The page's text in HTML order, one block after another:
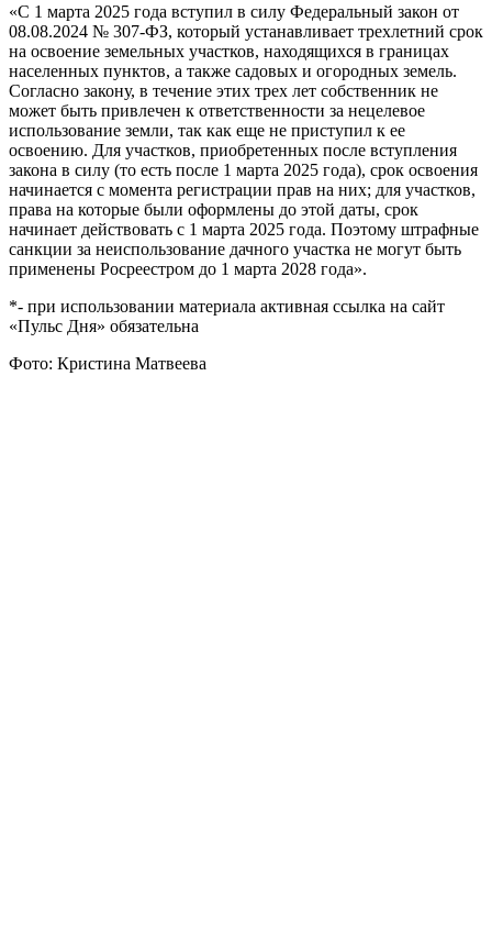
«С 1 марта 2025 года вступил в силу Федеральный закон от
08.08.2024 № 307-ФЗ, который устанавливает трехлетний срок
на освоение земельных участков, находящихся в границах
населенных пунктов, а также садовых и огородных земель.
Согласно закону, в течение этих трех лет собственник не
может быть привлечен к ответственности за нецелевое
использование земли, так как еще не приступил к ее
освоению. Для участков, приобретенных после вступления
закона в силу (то есть после 1 марта 2025 года), срок освоения
начинается с момента регистрации прав на них; для участков,
права на которые были оформлены до этой даты, срок
начинает действовать с 1 марта 2025 года. Поэтому штрафные
санкции за неиспользование дачного участка не могут быть
применены Росреестром до 1 марта 2028 года».
*- при использовании материала активная ссылка на сайт
«Пульс Дня» обязательна
Фото: Кристина Матвеева